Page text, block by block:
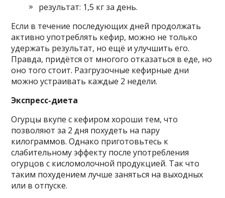
результат: 1,5 кг за день.
Если в течение последующих дней продолжать
активно употреблять кефир, можно не только
удержать результат, но ещё и улучшить его.
Правда, придётся от многого отказаться в еде, но
оно того стоит. Разгрузочные кефирные дни
можно устраивать каждые 2 недели.
Экспресс-диета
Огурцы вкупе с кефиром хороши тем, что
позволяют за 2 дня похудеть на пару
килограммов. Однако приготовьтесь к
слабительному эффекту после употребления
огурцов с кисломолочной продукцией. Так что
таким похудением лучше заняться на выходных
или в отпуске.